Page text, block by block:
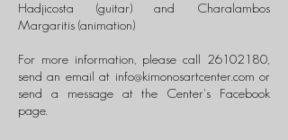
Hadjicosta (guitar) and Charalambos
Margaritis (animation)
For more information, please call 26102180,
send an email at info@kimonosartcenter.com or
send a message at the Center's Facebook
page.